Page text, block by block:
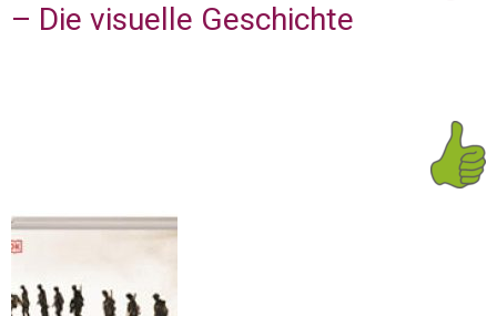
– Die visuelle Geschichte